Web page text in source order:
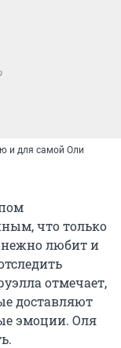
и для самой Оли
что только
нежно любит и
отмечает,
доставляют
эмоции. Оля